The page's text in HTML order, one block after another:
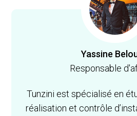
Yassine
Responsable
Tunzini est spécialisé en
réalisation et contrôle